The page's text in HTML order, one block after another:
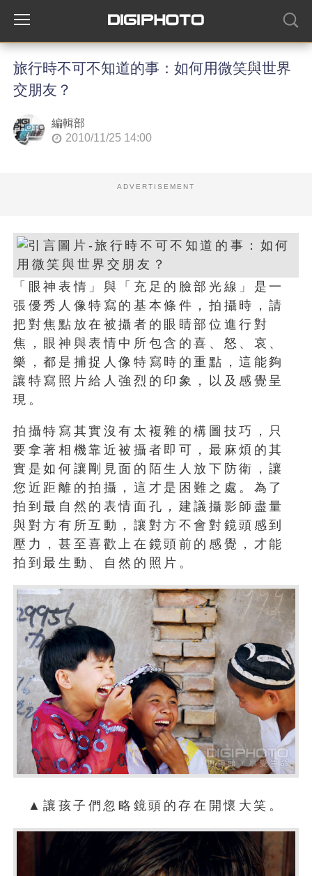
旅行時不可不知道的事：如何用微笑與世界
交朋友？
編輯部
2010/11/25 14:00
ADVERTISEMENT
「眼神表情」與「充足的臉部光線」是一
張優秀人像特寫的基本條件，拍攝時，請
把對焦點放在被攝者的眼睛部位進行對
焦，眼神與表情中所包含的喜、怒、哀、
樂，都是捕捉人像特寫時的重點，這能夠
讓特寫照片給人強烈的印象，以及感覺呈
現。
拍攝特寫其實沒有太複雜的構圖技巧，只
要拿著相機靠近被攝者即可，最麻煩的其
實是如何讓剛見面的陌生人放下防衛，讓
您近距離的拍攝，這才是困難之處。為了
拍到最自然的表情面孔，建議攝影師盡量
與對方有所互動，讓對方不會對鏡頭感到
壓力，甚至喜歡上在鏡頭前的感覺，才能
拍到最生動、自然的照片。
▲讓孩子們忽略鏡頭的存在開懷大笑。